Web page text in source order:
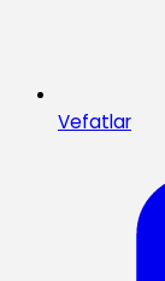
Vefatlar